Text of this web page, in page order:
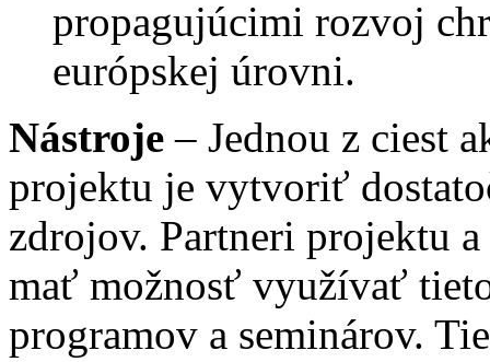
propagujúcimi rozvoj
európskej úrovni.
Nástroje – Jednou z ciest
projektu je vytvoriť
zdrojov. Partneri projektu
mať možnosť využívať
programov a seminárov.